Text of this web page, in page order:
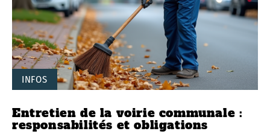
INFOS
Entretien de la voirie communale :
responsabilités et obligations